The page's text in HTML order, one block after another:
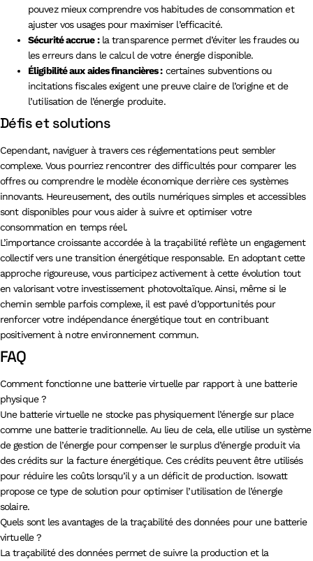
pouvez mieux comprendre vos habitudes de consommation et
ajuster vos usages pour maximiser l’efficacité.
Sécurité accrue :la transparence permet d’éviter les fraudes ou
les erreurs dans le calcul de votre énergie disponible.
Éligibilité aux aides financières :certaines subventions ou
incitations fiscales exigent une preuve claire de l’origine et de
l’utilisation de l’énergie produite.
Défis et solutions
Cependant, naviguer à travers ces réglementations peut sembler
complexe. Vous pourriez rencontrer des difficultés pour comparer les
offres ou comprendre le modèle économique derrière ces systèmes
innovants. Heureusement, des outils numériques simples et accessibles
sont disponibles pour vous aider à suivre et optimiser votre
consommation en temps réel.
L’importance croissante accordée à la traçabilité reflète un engagement
collectif vers une transition énergétique responsable. En adoptant cette
approche rigoureuse, vous participez activement à cette évolution tout
en valorisant votre investissement photovoltaïque. Ainsi, même si le
chemin semble parfois complexe, il est pavé d’opportunités pour
renforcer votre indépendance énergétique tout en contribuant
positivement à notre environnement commun.
FAQ
Comment fonctionne une batterie virtuelle par rapport à une batterie
physique ?
Une batterie virtuelle ne stocke pas physiquement l’énergie sur place
comme une batterie traditionnelle. Au lieu de cela, elle utilise un système
de gestion de l’énergie pour compenser le surplus d’énergie produit via
des crédits sur la facture énergétique. Ces crédits peuvent être utilisés
pour réduire les coûts lorsqu’il y a un déficit de production. Isowatt
propose ce type de solution pour optimiser l’utilisation de l’énergie
solaire.
Quels sont les avantages de la traçabilité des données pour une batterie
virtuelle ?
La traçabilité des données permet de suivre la production et la